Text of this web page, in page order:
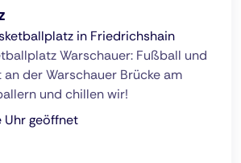
in Friedrichshain
Warschauer: Fußball und
der Warschauer Brücke am
und chillen wir!
Uhr geöffnet